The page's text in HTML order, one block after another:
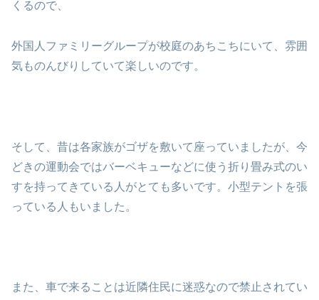
くるので、
外国人ファミリーグループが校庭のあちこちにいて、雰囲
気ものんびりしていて楽しいのです。
そして、昔は各家族がゴザを敷いて座っていましたが、今
どきの運動会ではバーベキューなどに使う折り畳み式のい
すを持ってきている人がとても多いです。小型テントを張
っている人もいました。
また、車で来ることは近隣住民に迷惑なので禁止されてい